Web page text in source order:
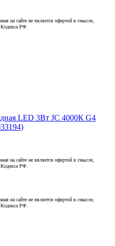
на сайте не является офертой в смысле,
Кодекса РФ.
LED 3Вт JC 4000К G4
на сайте не является офертой в смысле,
РФ.
на сайте не является офертой в смысле,
РФ.